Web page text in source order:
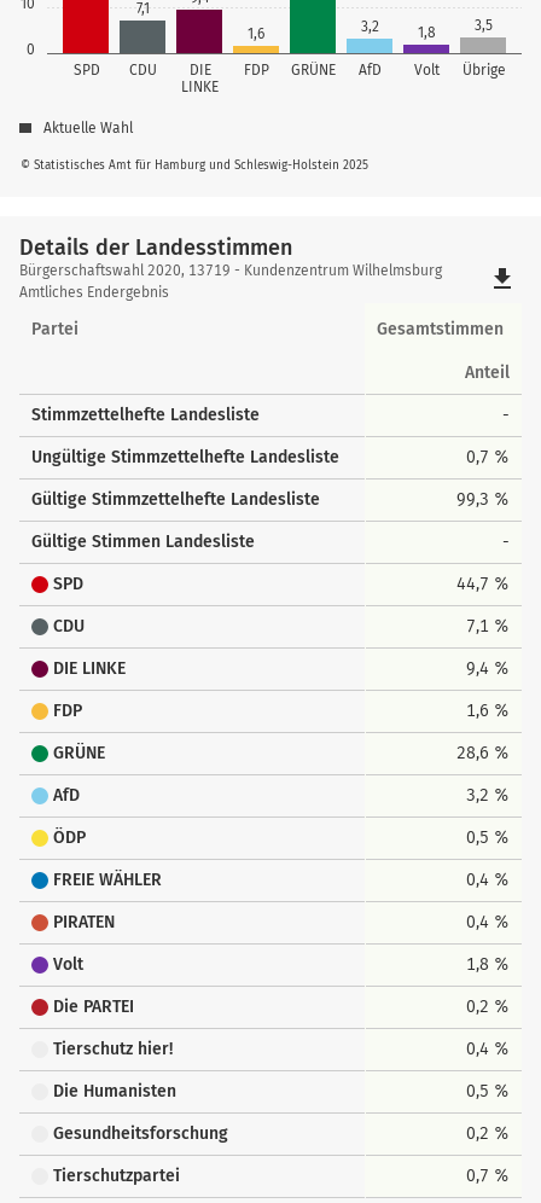
0
SPD CDU
DIE
LINKE
FDP GRÜNE AfD Volt Übrige
7,1
1,6 3,2 1,8 3,5
© Statistisches Amt für Hamburg und Schleswig-Holstein 2025
Aktuelle Wahl
Details der Landesstimmen
Details
der
Landesstimmen
Bürgerschaftswahl 2020, 13719 - Kundenzentrum Wilhelmsburg
Amtliches Endergebnis
file_download
Partei Gesamtstimmen
Anteil
Stimmzettelhefte Landesliste -
Ungültige Stimmzettelhefte Landesliste 0,7 %
Gültige Stimmzettelhefte Landesliste 99,3 %
Gültige Stimmen Landesliste -
SPD 44,7 %
CDU 7,1 %
DIE LINKE 9,4 %
FDP 1,6 %
GRÜNE 28,6 %
AfD 3,2 %
ÖDP 0,5 %
FREIE WÄHLER 0,4 %
PIRATEN 0,4 %
Volt 1,8 %
Die PARTEI 0,2 %
Tierschutz hier! 0,4 %
Die Humanisten 0,5 %
Gesundheitsforschung 0,2 %
Tierschutzpartei 0,7 %